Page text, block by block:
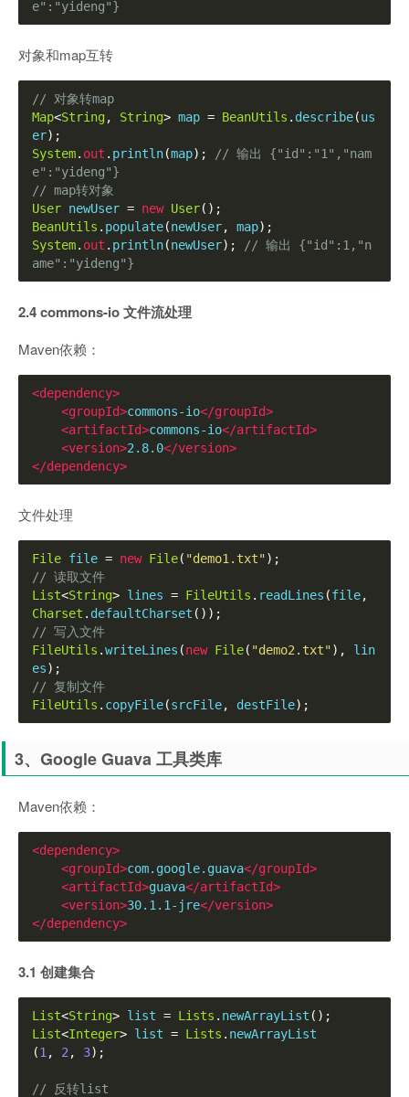
e":"yideng"}
对象和map互转
// 对象转map
Map<String, String> map = BeanUtils . describe(us
er);
System. out . println(map);
// 输出 {"id":"1","nam
e":"yideng"}
// map转对象
User newUser = new User();
BeanUtils . populate(newUser, map);
System. out . println(newUser);
// 输出 {"id":1,"n
ame":"yideng"}
2.4 commons-io 文件流处理
Maven依赖：
<dependency>
<groupId>commons-io</groupId>
<artifactId>commons-io</artifactId>
<version>2.8.0</version>
</dependency>
文件处理
File file = new File( "demo1.txt");
// 读取文件
List<String> lines = FileUtils . readLines (file,
Charset . defaultCharset ());
// 写入文件
FileUtils .writeLines (new File( "demo2.txt"),
lin
es);
// 复制文件
FileUtils . copyFile(srcFile, destFile);
3、Google Guava 工具类库
Maven依赖：
<dependency>
<groupId>com.google.guava</groupId>
<artifactId>guava</artifactId>
<version>30.1.1-jre</version>
</dependency>
3.1 创建集合
List<String> list = Lists . newArrayList ();
List<Integer> list = Lists . newArrayList
(1 , 2 , 3);
// 反转list